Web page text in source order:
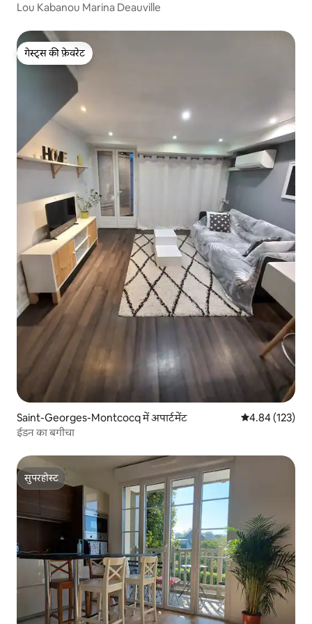
Lou Kabanou Marina Deauville
गेस्ट्स की फ़ेवरेट
गेस्ट्स की फ़ेवरेट
Saint-Georges-Montcocq में अपार्टमेंट औसत रेटिंग 5 में से
4.84 (123)
ईडन का बगीचा
सुपरहोस्ट
सुपरहोस्ट